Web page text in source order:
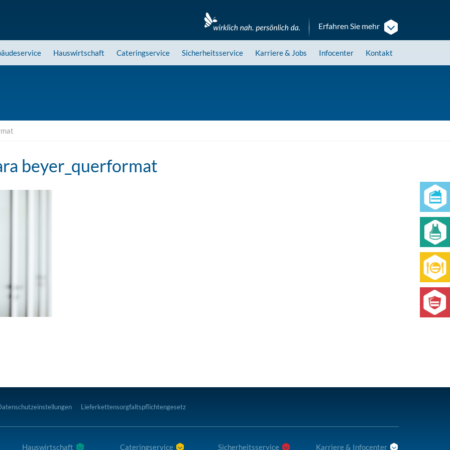
Erfahren Sie mehr
Hauswirtschaft Cateringservice Sicherheitsservice Karriere& Jobs Infocenter Kontakt
beyer_querformat
Lieferkettensorgfaltspflichtengesetz
Hauswirtschaft Cateringservice Sicherheitsservice Karriere & Infocenter